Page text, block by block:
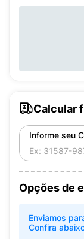
Calcular
Informe seu
Opções de
Enviamos
Confira